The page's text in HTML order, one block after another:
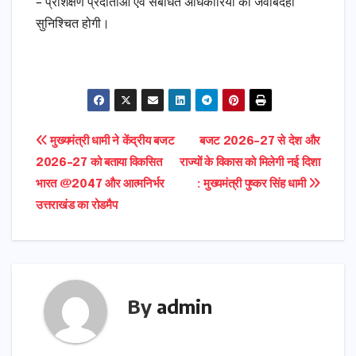
– प्रशिक्षण प्रदाताओं एवं संबंधित अधिकारियों की जवाबदेही
सुनिश्चित होगी।
Post
navigation
बजट 2026-27 से देश और
राज्यों के विकास को मिलेगी नई दिशा
: मुख्यमंत्री पुष्कर सिंह धामी
मुख्यमंत्री धामी ने केंद्रीय बजट
2026–27 को बताया विकसित
भारत @2047 और आत्मनिर्भर
उत्तराखंड का रोडमैप
By admin